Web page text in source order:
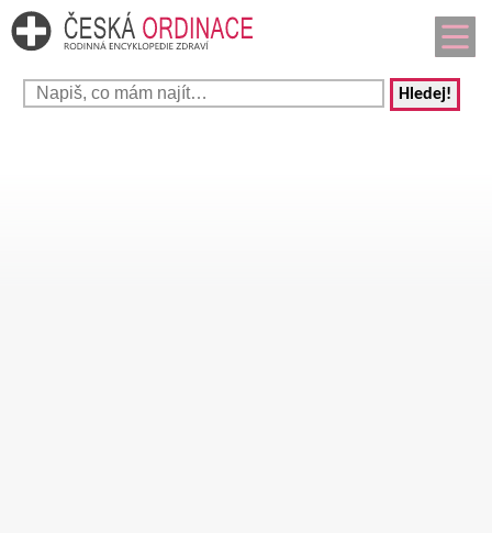
Hledej!